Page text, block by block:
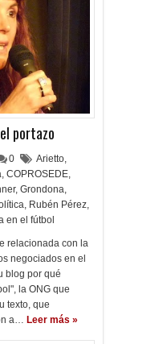
portazo
0 Arietto,
, COPROSEDE,
, Grondona,
, Rubén Pérez,
en el fútbol
relacionada con la
negociados en el
blog por qué
la ONG que
texto, que
a… Leer más »